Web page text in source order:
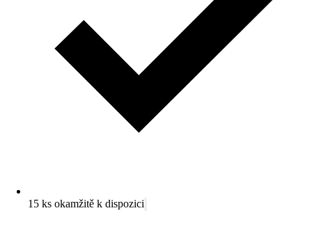
15 ks okamžitě k dispozici